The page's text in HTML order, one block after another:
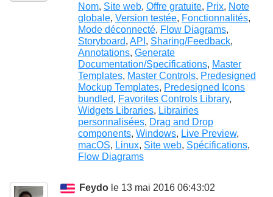
Nom, Site web, Offre gratuite, Prix, Note
globale, Version testée, Fonctionnalités,
Mode déconnecté, Flow Diagrams,
Storyboard, API , Sharing/Feedback,
Annotations, Generate
Documentation/Specifications, Master
Templates, Master Controls, Predesigned
Mockup Templates, Predesigned Icons
bundled, Favorites Controls Library,
Widgets Libraries, Librairies
personnalisées, Drag and Drop
components, Windows, Live Preview,
macOS, Linux, Site web, Spécifications,
Flow Diagrams
Feydo le 13 mai 2016 06:43:02